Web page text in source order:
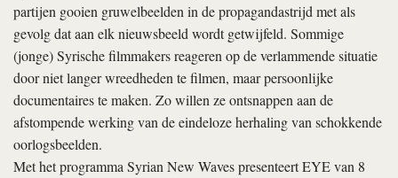
partijen gooien gruwelbeelden in de propagandastrijd met als
gevolg dat aan elk nieuwsbeeld wordt getwijfeld. Sommige
(jonge) Syrische filmmakers reageren op de verlammende situatie
door niet langer wreedheden te filmen, maar persoonlijke
documentaires te maken. Zo willen ze ontsnappen aan de
afstompende werking van de eindeloze herhaling van schokkende
oorlogsbeelden.
Met het programma Syrian New Waves presenteert EYE van 8